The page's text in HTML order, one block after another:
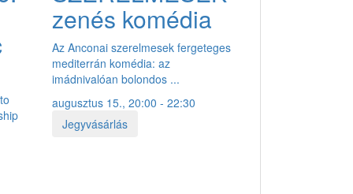
zenés komédia
Az Anconai szerelmesek fergeteges
mediterrán komédia: az
imádnivalóan bolondos ...
augusztus 15., 20:00 - 22:30
Jegyvásárlás